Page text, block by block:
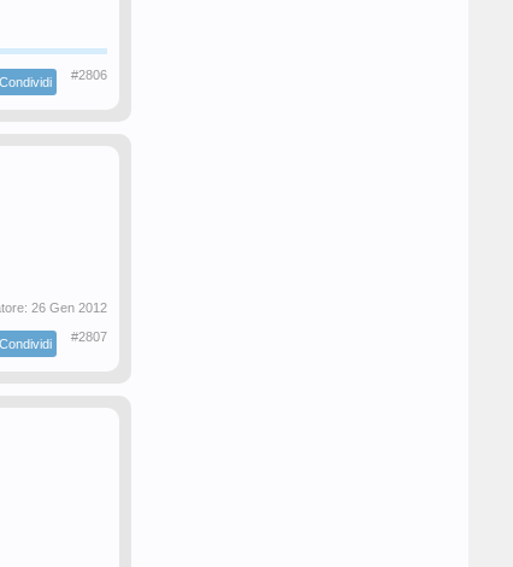
Condividi #2806
26 Gen 2012
Condividi #2807